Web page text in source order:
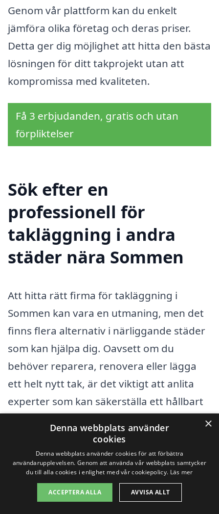
Genom vår plattform kan du enkelt
jämföra olika företag och deras priser.
Detta ger dig möjlighet att hitta den bästa
lösningen för ditt takprojekt utan att
kompromissa med kvaliteten.
Få 3 erbjudanden, gratis och utan
förpliktelser
Sök efter en
professionell för
takläggning i andra
städer nära Sommen
Att hitta rätt firma för takläggning i
Sommen kan vara en utmaning, men det
finns flera alternativ i närliggande städer
som kan hjälpa dig. Oavsett om du
behöver reparera, renovera eller lägga
ett helt nytt tak, är det viktigt att anlita
experter som kan säkerställa ett hållbart
xn--taklggning-pris-3kb.se kan du enkelt
få kontakt med professionella takläggare
som är verksamma i ditt område.
Några av de närliggande städerna där du
×
Denna webbplats använder
cookies
Denna webbplats använder cookies för att förbättra
användarupplevelsen. Genom att använda vår webbplats samtycker
du till alla cookies i enlighet med vår cookiepolicy. Läs mer
ACCEPTERA ALLA AVVISA ALLT